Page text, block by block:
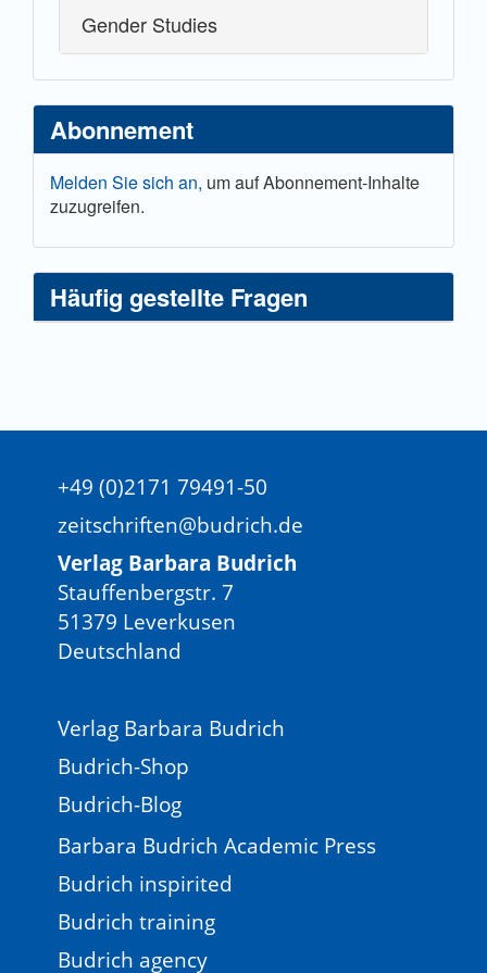
Gender Studies
Abonnement
Melden Sie sich an, um auf Abonnement-Inhalte
zuzugreifen.
Häufig gestellte Fragen
+49 (0)2171 79491-50
zeitschriften@budrich.de
Verlag Barbara Budrich
Stauffenbergstr. 7
51379 Leverkusen
Deutschland
Verlag Barbara Budrich
Budrich-Shop
Budrich-Blog
Barbara Budrich Academic Press
Budrich inspirited
Budrich training
Budrich agency